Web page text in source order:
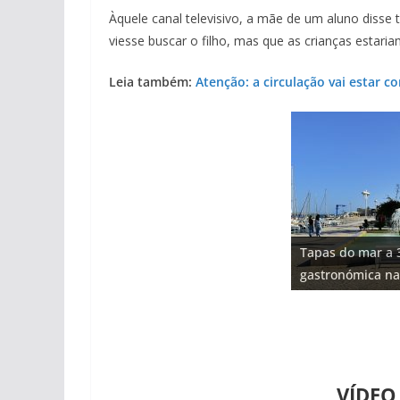
Àquele canal televisivo, a mãe de um aluno
viesse buscar o filho, mas que as crianças
Leia também: Atenção: a circulação vai estar
Tapas do mar a
gastronómica
Foto do dia:
entre redes e
Projeto
milhões de
hotéis (com
Milagre da
Algarve voltam a
Tempestades
arribas em risco